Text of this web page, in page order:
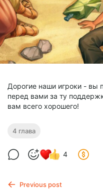
Дорогие наши игроки - вы
перед вами за ту
вам всего хорошего!
4 глава
4
Previous post